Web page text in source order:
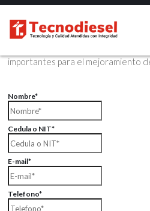
Contáctenos Vía Email
Envíenos sus datos con sus
importantes para el mejoramiento
Nombre*
Cedula o NIT*
E-mail*
Telefono*